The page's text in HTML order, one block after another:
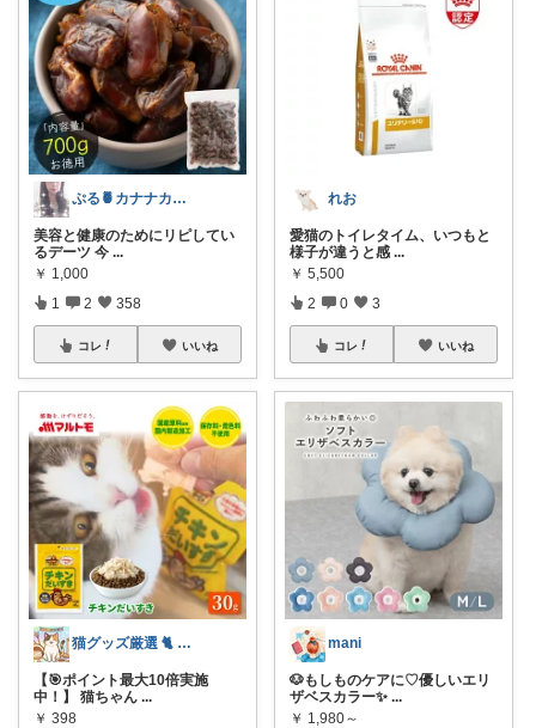
ぷる🍍カナナカ🧜‍♀️ お礼❥プロフ
美容と健康のためにリピしてい
るデーツ 今 ...
￥ 1,000
1 2 358
コレ いいね
猫グッズ厳選 🐈 にゃん具市場 🌈
【🎯ポイント最大10倍実施
中！】 猫ちゃん ...
￥ 398
れお
愛猫のトイレタイム、いつもと
様子が違うと感 ...
￥ 5,500
2 0 3
コレ いいね
mani
🐶もしものケアに♡優しいエリ
ザベスカラー✨ ...
￥ 1,980～